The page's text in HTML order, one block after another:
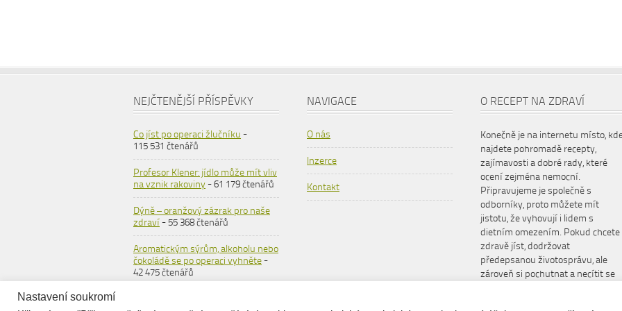
NEJČTENĚJŠÍ PŘÍSPĚVKY
Co jíst po operaci žlučníku -
115 531 čtenářů
Profesor Klener: jídlo může mít vliv
na vznik rakoviny- 61 179 čtenářů
Dýně – oranžový zázrak pro naše
zdraví- 55 368 čtenářů
Aromatickým sýrům, alkoholu nebo
čokoládě se po operaci vyhněte-
42 475 čtenářů
NAVIGACE
O nás
Inzerce
Kontakt
O RECEPT NA ZDRAVÍ
Konečně je na internetu místo,
najdete pohromadě recepty,
zajímavosti a dobré rady, které
ocení zejména nemocní.
Připravujeme je společně s
odborníky, proto můžete mít
jistotu, že vyhovují i lidem s
dietním omezením. Pokud chcete
zdravě jíst, dodržovat
předepsanou životosprávu, ale
zároveň si pochutnat a necítit se
Nastavení soukromí